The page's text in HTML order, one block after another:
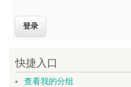
快捷入口
查看我的分组